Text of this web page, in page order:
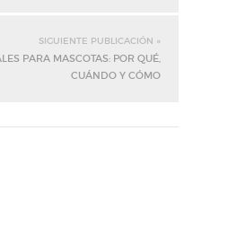
SIGUIENTE PUBLICACIÓN »
PARA MASCOTAS: POR QUÉ,
CUÁNDO Y CÓMO